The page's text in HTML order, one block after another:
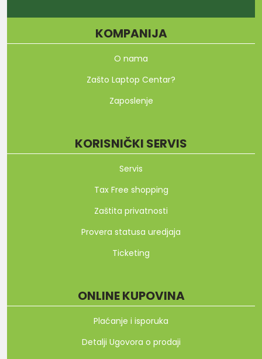
KOMPANIJA
O nama
Zašto Laptop Centar?
Zaposlenje
KORISNIČKI SERVIS
Servis
Tax Free shopping
Zaštita privatnosti
Provera statusa uredjaja
Ticketing
ONLINE KUPOVINA
Plaćanje i isporuka
Detalji Ugovora o prodaji